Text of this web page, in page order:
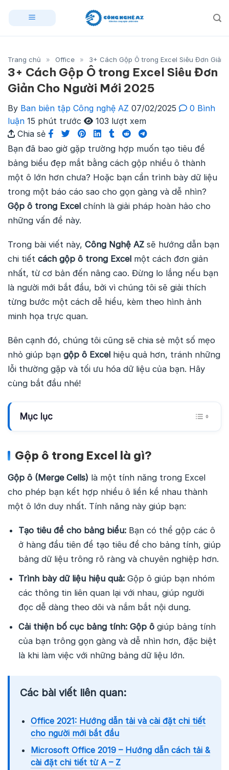
Trang chủ » Office » 3+ Cách Gộp Ô trong Excel Siêu Đơn Giản
3+ Cách Gộp Ô trong Excel Siêu Đơn
Giản Cho Người Mới 2025
By Ban biên tập Công nghệ AZ 07/02/2025
0 Bình
luận 15 phút trước
103 lượt xem
Chia sẻ
Bạn đã bao giờ gặp trường hợp muốn tạo tiêu đề
bảng biểu đẹp mắt bằng cách gộp nhiều ô thành
một ô lớn hơn chưa? Hoặc bạn cần trình bày dữ liệu
trong một báo cáo sao cho gọn gàng và dễ nhìn?
Gộp ô trong Excel chính là giải pháp hoàn hảo cho
những vấn đề này.
Trong bài viết này, Công Nghệ AZ sẽ hướng dẫn bạn
chi tiết cách gộp ô trong Excel một cách đơn giản
nhất, từ cơ bản đến nâng cao. Đừng lo lắng nếu bạn
là người mới bắt đầu, bởi vì chúng tôi sẽ giải thích
từng bước một cách dễ hiểu, kèm theo hình ảnh
minh họa trực quan.
Bên cạnh đó, chúng tôi cũng sẽ chia sẻ một số mẹo
nhỏ giúp bạn gộp ô Excel hiệu quả hơn, tránh những
lỗi thường gặp và tối ưu hóa dữ liệu của bạn. Hãy
cùng bắt đầu nhé!
Mục lục
Gộp ô trong Excel là gì?
Gộp ô (Merge Cells) là một tính năng trong Excel
cho phép bạn kết hợp nhiều ô liền kề nhau thành
một ô lớn duy nhất. Tính năng này giúp bạn:
Tạo tiêu đề cho bảng biểu: Bạn có thể gộp các ô
ở hàng đầu tiên để tạo tiêu đề cho bảng tính, giúp
bảng dữ liệu trông rõ ràng và chuyên nghiệp hơn.
Trình bày dữ liệu hiệu quả: Gộp ô giúp bạn nhóm
các thông tin liên quan lại với nhau, giúp người
đọc dễ dàng theo dõi và nắm bắt nội dung.
Cải thiện bố cục bảng tính: Gộp ô giúp bảng tính
của bạn trông gọn gàng và dễ nhìn hơn, đặc biệt
là khi làm việc với những bảng dữ liệu lớn.
Các bài viết liên quan:
Office 2021: Hướng dẫn tải và cài đặt chi tiết
cho người mới bắt đầu
Microsoft Office 2019 – Hướng dẫn cách tải &
cài đặt chi tiết từ A – Z